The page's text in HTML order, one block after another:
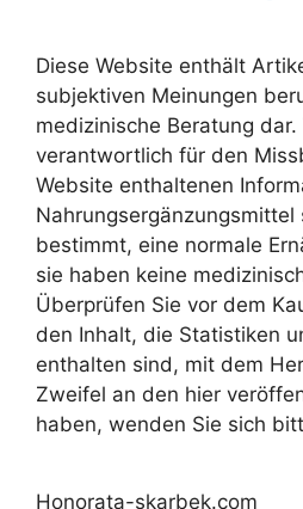
Diese Website enthält
subjektiven Meinungen
medizinische Beratung
verantwortlich für den
Website enthaltenen
Nahrungsergänzungsmittel
bestimmt, eine normale
sie haben keine
Überprüfen Sie vor dem
den Inhalt, die Statistiken
enthalten sind, mit dem
Zweifel an den hier
haben, wenden Sie sich
Honorata-skarbek.com